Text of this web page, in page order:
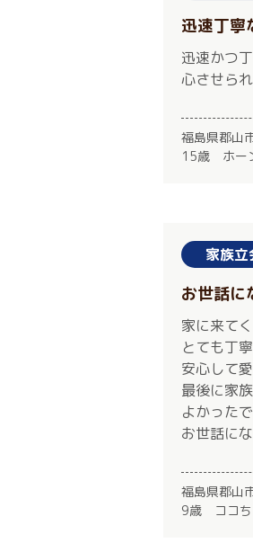
迅速丁寧
迅速かつ
心させら
福島県郡山
15歳 ホー
家族
お世話に
家に来て
とても丁
安心して
最後に家
よかったで
お世話に
福島県郡山
9歳 ココち